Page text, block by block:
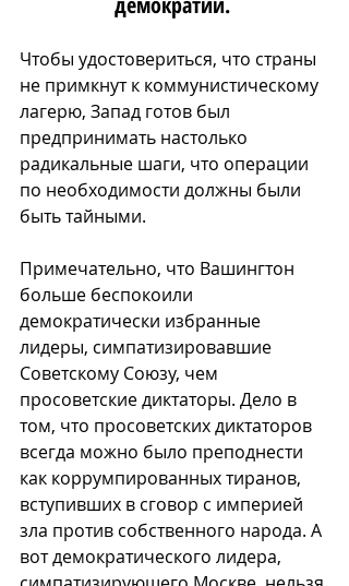
Чтобы удостовериться, что страны
не примкнут к коммунистическому
лагерю, Запад готов был
предпринимать настолько
радикальные шаги, что операции
по необходимости должны были
быть тайными.
Примечательно, что Вашингтон
больше беспокоили
демократически избранные
лидеры, симпатизировавшие
Советскому Союзу, чем
просоветские диктаторы. Дело в
том, что просоветских диктаторов
всегда можно было преподнести
как коррумпированных тиранов,
вступивших в сговор с империей
зла против собственного народа. А
вот демократического лидера,